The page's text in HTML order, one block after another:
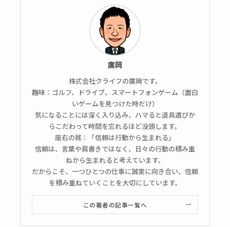
廣岡
株式会社クライフの廣岡です。
趣味：ゴルフ、ドライブ、スマートフォンゲーム（面白
いゲームを見つけた時だけ）
気になることには深く入り込み、ハマると道具選びか
らこだわって時間を忘れるほど没頭します。
座右の銘：「信頼は行動から生まれる」
信頼は、言葉や肩書きではなく、日々の行動の積み重
ねから生まれると考えています。
だからこそ、一つひとつの仕事に誠実に向き合い、信頼
を積み重ねていくことを大切にしています。
この著者の記事一覧へ